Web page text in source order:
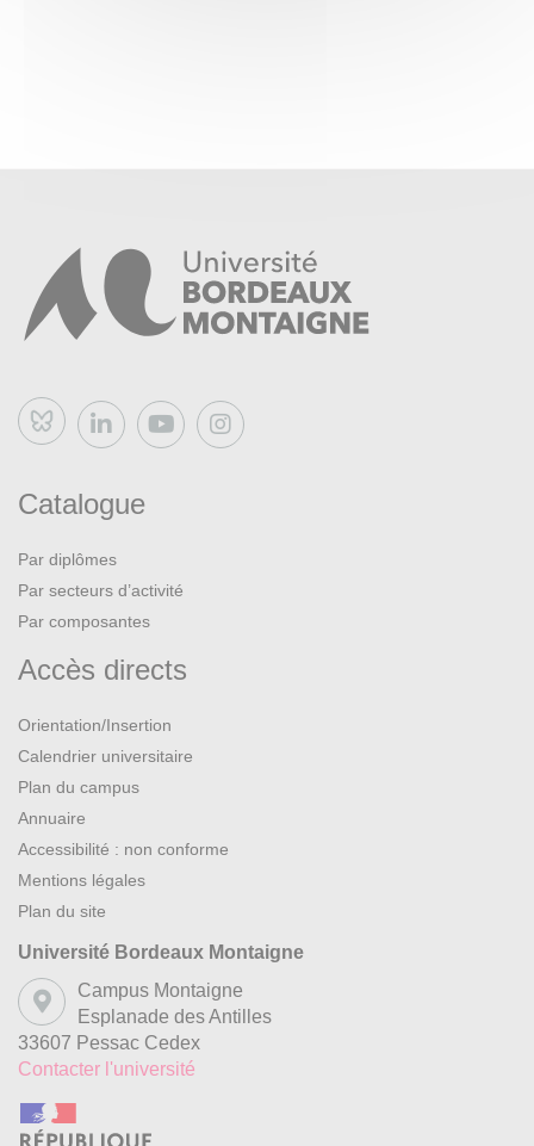
Bluesky
Catalogue
Par diplômes
Par secteurs d’activité
Par composantes
Accès directs
Orientation/Insertion
Calendrier universitaire
Plan du campus
Annuaire
Accessibilité : non conforme
Mentions légales
Plan du site
Université Bordeaux Montaigne
Campus Montaigne
Esplanade des Antilles
33607 Pessac Cedex
Contacter l'université